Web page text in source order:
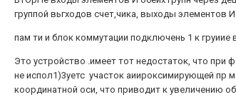
группой вьгходов счет,чика, выходы элементов
пам ти и блок коммутации подключень 1 к
Это устройство .имеет тот недостаток, что при
не испол1)3уетс участок аиироксимирующей пр
координатной оси, что приводит к увеличению